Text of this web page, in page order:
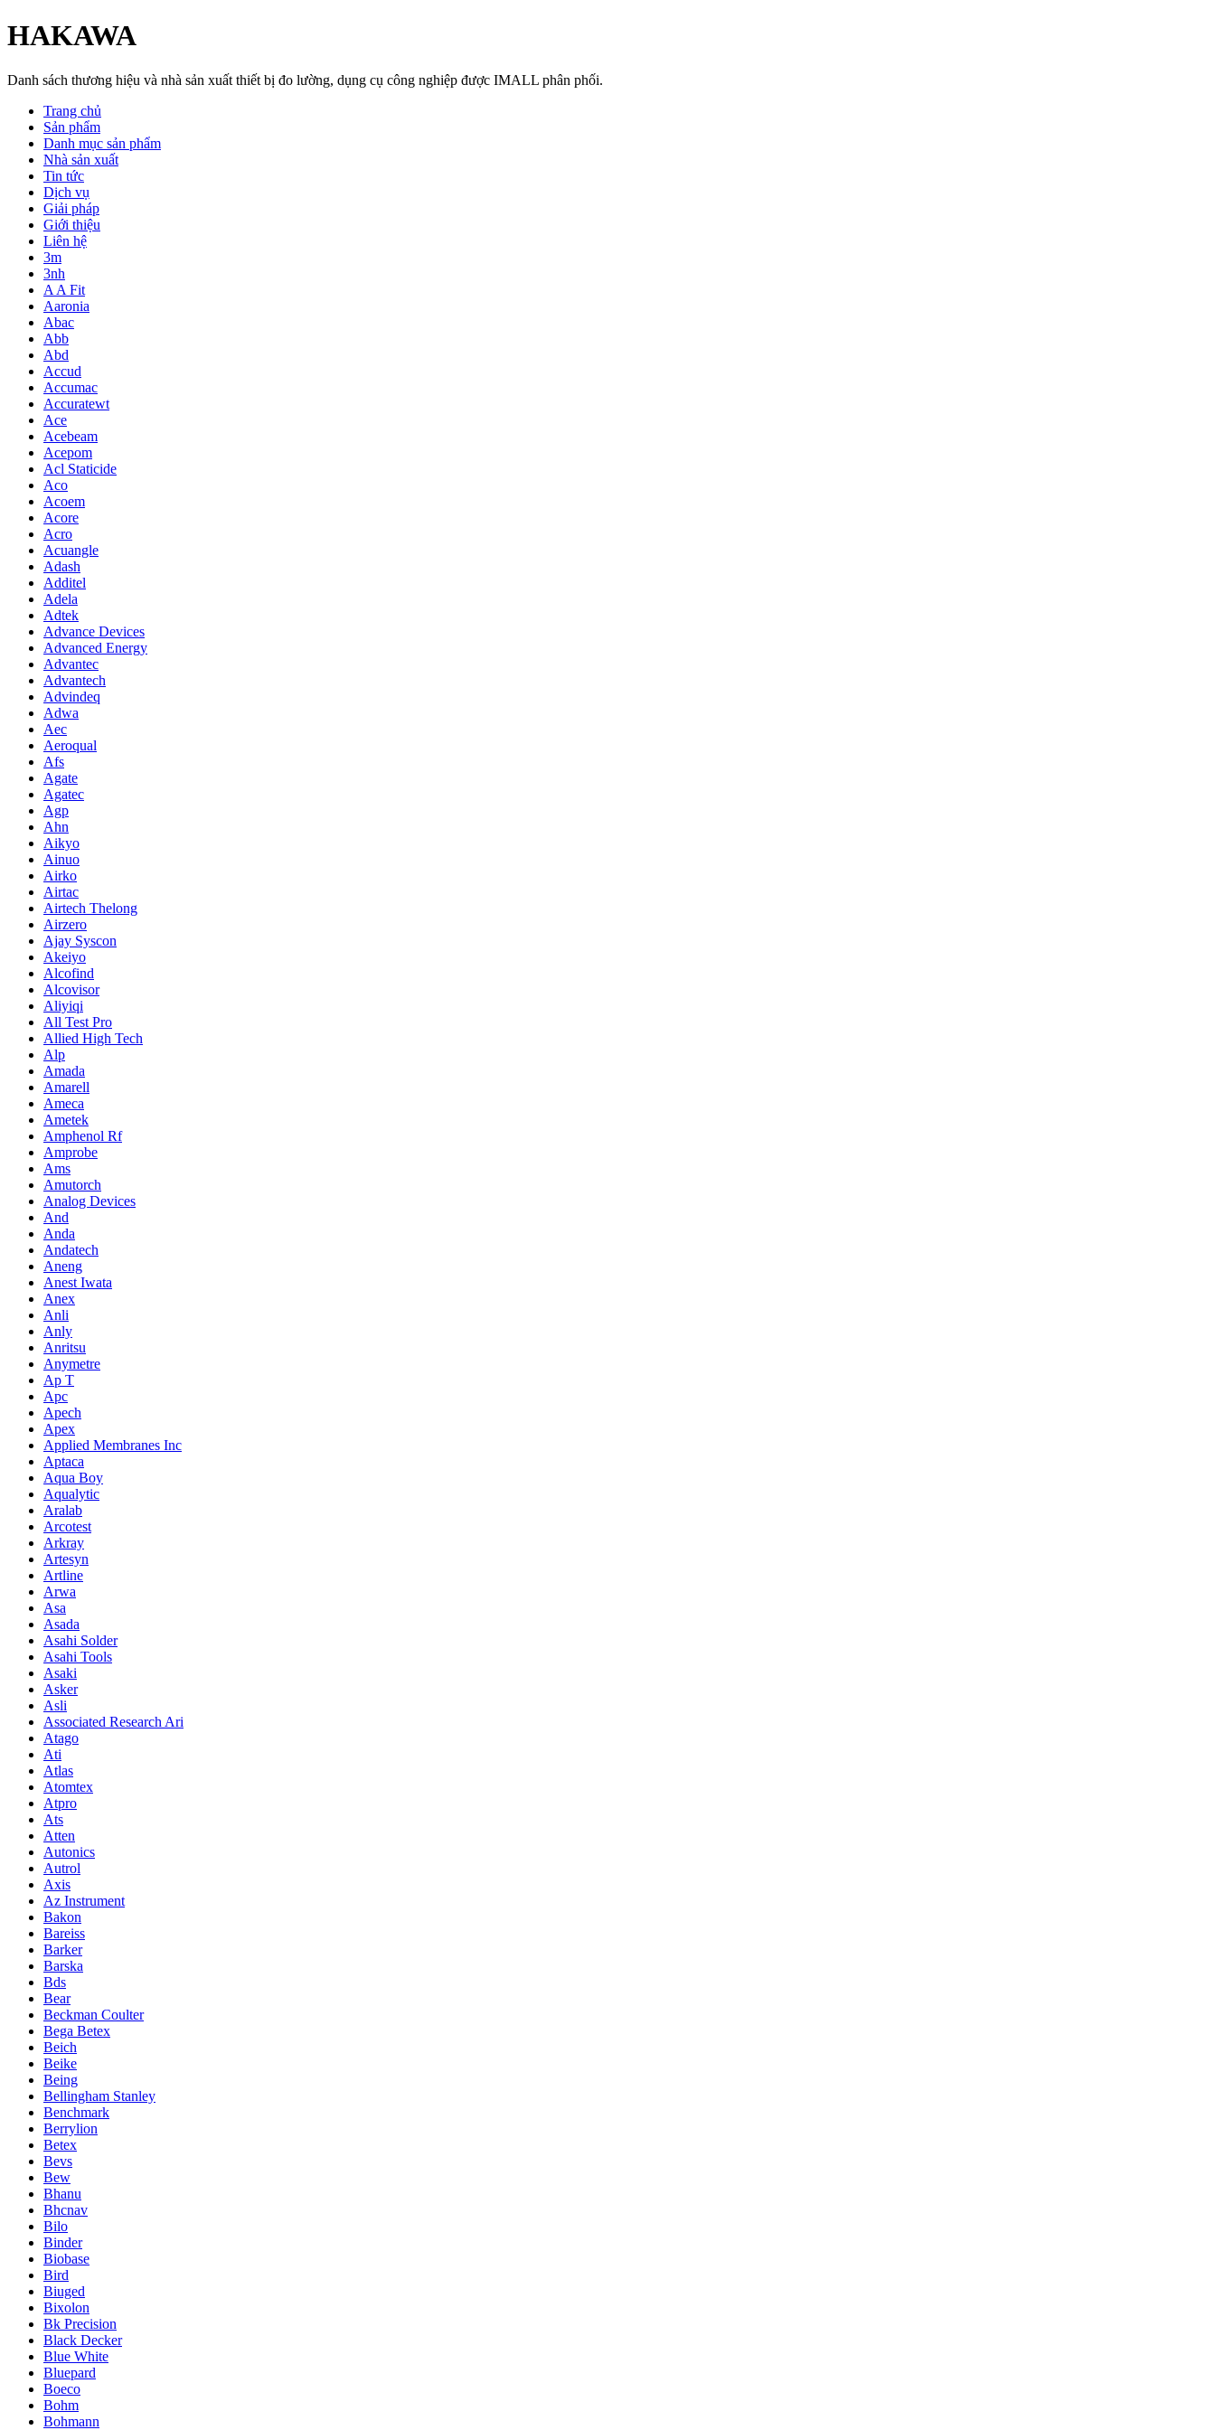
HAKAWA
Danh sách thương hiệu và nhà sản xuất thiết bị đo lường, dụng cụ công nghiệp được IMALL phân phối.
Trang chủ
Sản phẩm
Danh mục sản phẩm
Nhà sản xuất
Tin tức
Dịch vụ
Giải pháp
Giới thiệu
Liên hệ
3m
3nh
A A Fit
Aaronia
Abac
Abb
Abd
Accud
Accumac
Accuratewt
Ace
Acebeam
Acepom
Acl Staticide
Aco
Acoem
Acore
Acro
Acuangle
Adash
Additel
Adela
Adtek
Advance Devices
Advanced Energy
Advantec
Advantech
Advindeq
Adwa
Aec
Aeroqual
Afs
Agate
Agatec
Agp
Ahn
Aikyo
Ainuo
Airko
Airtac
Airtech Thelong
Airzero
Ajay Syscon
Akeiyo
Alcofind
Alcovisor
Aliyiqi
All Test Pro
Allied High Tech
Alp
Amada
Amarell
Ameca
Ametek
Amphenol Rf
Amprobe
Ams
Amutorch
Analog Devices
And
Anda
Andatech
Aneng
Anest Iwata
Anex
Anli
Anly
Anritsu
Anymetre
Ap T
Apc
Apech
Apex
Applied Membranes Inc
Aptaca
Aqua Boy
Aqualytic
Aralab
Arcotest
Arkray
Artesyn
Artline
Arwa
Asa
Asada
Asahi Solder
Asahi Tools
Asaki
Asker
Asli
Associated Research Ari
Atago
Ati
Atlas
Atomtex
Atpro
Ats
Atten
Autonics
Autrol
Axis
Az Instrument
Bakon
Bareiss
Barker
Barska
Bds
Bear
Beckman Coulter
Bega Betex
Beich
Beike
Being
Bellingham Stanley
Benchmark
Berrylion
Betex
Bevs
Bew
Bhanu
Bhcnav
Bilo
Binder
Biobase
Bird
Biuged
Bixolon
Bk Precision
Black Decker
Blue White
Bluepard
Boeco
Bohm
Bohmann